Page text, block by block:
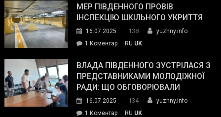
органів:
«Наш
спільний
окупанти.
Маємо
діяти
команда
ДСНС
власноруч
пожежу
у
МЕР ПІВДЕННОГО ПРОВІВ
ІНСПЕКЦІЮ ШКІЛЬНОГО УКРИТТЯ
16.07.2025 138
yuzhny.info
1 Коментардо
Південного
провів
інспекцію
укриття
RU UK
ВЛАДА ПІВДЕННОГО ЗУСТРІЛАСЯ З
ПРЕДСТАВНИКАМИ МОЛОДІЖНОЇ
РАДИ: ЩО ОБГОВОРЮВАЛИ
16.07.2025 134
yuzhny.info
1 Коментардо RU UK